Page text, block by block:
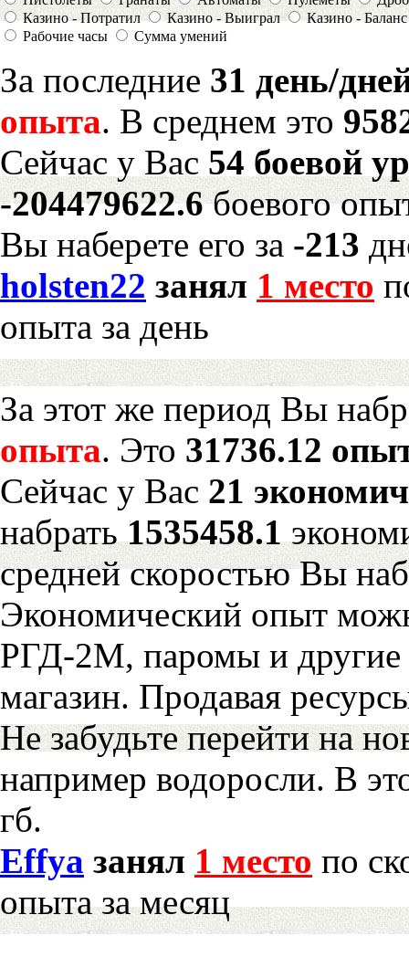
Казино - Потратил
Казино - Выиграл
Казино - Баланс
Рабочие часы
Сумма умений
За последние 31 день/
опыта. В среднем это
Сейчас у Вас 54 боевой
-204479622.6боевого
Вы наберете его за -213
holsten22 занял 1 место
опыта за день
За этот же период Вы
опыта. Это 31736.12
Сейчас у Вас 21
набрать1535458.1
средней скоростью Вы
Экономический опыт
РГД-2М, паромы и другие
магазин. Продавая
Не забудьте перейти на
например водоросли. В
гб.
Effya занял 1 место по
опыта за месяц